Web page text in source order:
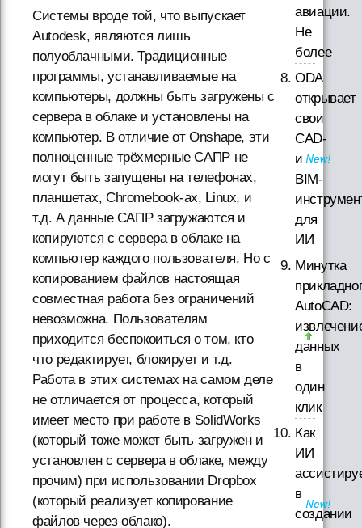
Системы вроде той, что выпускает
Autodesk, являются лишь
полуоблачными. Традиционные
программы, устанавливаемые на
компьютеры, должны быть загружены с
сервера в облаке и установлены на
компьютер. В отличие от Onshape, эти
полноценные трёхмерные САПР не
могут быть запущены на телефонах,
планшетах, Chromebook-ах, Linux, и
т.д. А данные САПР загружаются и
копируются с сервера в облаке на
компьютер каждого пользователя. Но с
копированием файлов настоящая
совместная работа без ограничений
невозможна. Пользователям
приходится беспокоиться о том, кто
что редактирует, блокирует и т.д.
Работа в этих системах на самом деле
не отличается от процесса, который
имеет место при работе в SolidWorks
(который тоже может быть загружен и
установлен с сервера в облаке, между
прочим) при использовании Dropbox
(который реализует копирование
файлов через облако).
авиации.
Не
более
ODA
открывает
свои
CAD-
и
BIM-
для
ИИ
Минутка
AutoCAD:
данных
в
один
клик
Как
ИИ
в
создании